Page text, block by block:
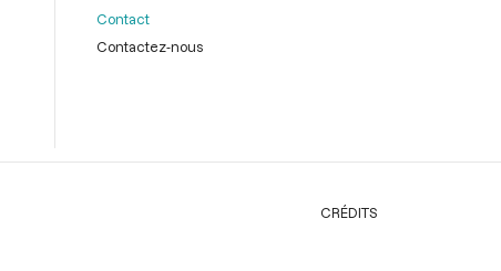
Contact
Contactez-nous
CRÉDITS